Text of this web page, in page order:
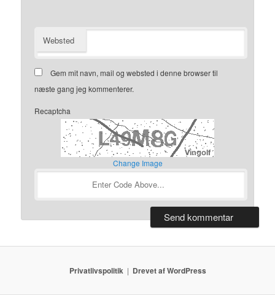
Websted
Gem mit navn, mail og websted i denne browser til
næste gang jeg kommenterer.
Recaptcha
Change Image
Privatlivspolitik Drevet af WordPress